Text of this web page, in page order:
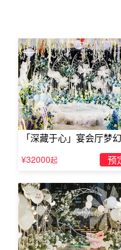
world》这些歌旋律轻松
适。
「深藏于心」宴会厅梦
题求婚仪式
¥32000起 预